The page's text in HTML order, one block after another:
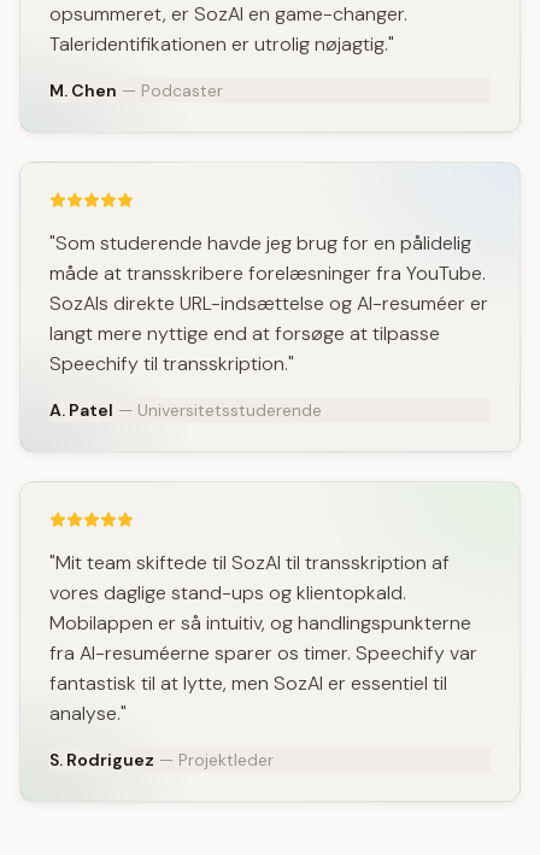
opsummeret, er SozAI en game-changer.
Taleridentifikationen er utrolig nøjagtig."
M. Chen — Podcaster
"Som studerende havde jeg brug for en pålidelig
måde at transskribere forelæsninger fra YouTube.
SozAIs direkte URL-indsættelse og AI-resuméer er
langt mere nyttige end at forsøge at tilpasse
Speechify til transskription."
A. Patel — Universitetsstuderende
"Mit team skiftede til SozAI til transskription af
vores daglige stand-ups og klientopkald.
Mobilappen er så intuitiv, og handlingspunkterne
fra AI-resuméerne sparer os timer. Speechify var
fantastisk til at lytte, men SozAI er essentiel til
analyse."
S. Rodriguez — Projektleder